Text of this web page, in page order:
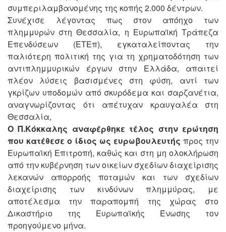
συμπεριλαμβανομένης της κοπής 2.000 δέντρων.
Συνέχισε λέγοντας πως στον απόηχο των
πλημμυρών στη Θεσσαλία, η Ευρωπαϊκή Τράπεζα
Επενδύσεων (ΕΤΕπ), εγκαταλείποντας την
παλιότερη πολιτική της για τη χρηματοδότηση των
αντιπλημμυρικών έργων στην Ελλάδα, απαιτεί
πλέον λύσεις βασισμένες στη φύση, αντί των
γκρίζων υποδομών από σκυρόδεμα και σαρζανέτια,
αναγνωρίζοντας ότι απέτυχαν κραυγαλέα στη
Θεσσαλία,
Ο Π.Κόκκαλης αναφέρθηκε τέλος στην ερώτηση
που κατέθεσε ο ίδιος ως ευρωβουλευτής προς την
Ευρωπαϊκή Επιτροπή, καθώς και στη μη ολοκλήρωση
από την κυβέρνηση των οικείων σχεδίων διαχείρισης
λεκανών απορροής ποταμών και των σχεδίων
διαχείρισης των κινδύνων πλημμύρας, με
αποτέλεσμα την παραπομπή της χώρας στο
Δικαστήριο της Ευρωπαϊκής Ένωσης τον
προηγούμενο μήνα.